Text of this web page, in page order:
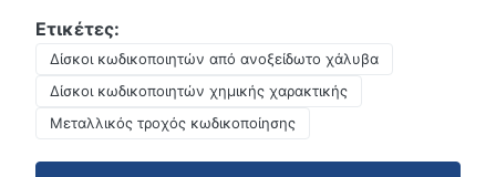
Ετικέτες:
Δίσκοι κωδικοποιητών από ανοξείδωτο χάλυβα
Δίσκοι κωδικοποιητών χημικής χαρακτικής
Μεταλλικός τροχός κωδικοποίησης